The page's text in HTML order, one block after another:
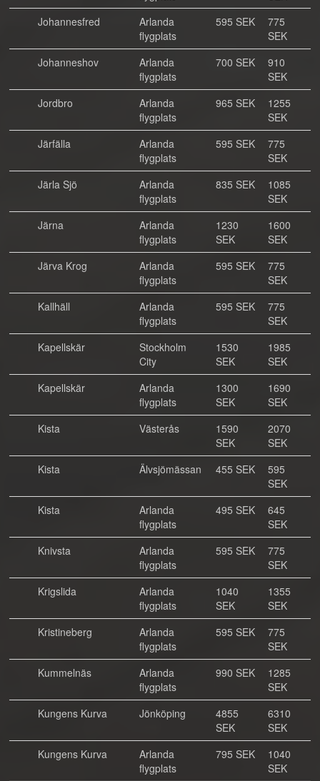
Johannesfred
Arlanda
flygplats
595 SEK
775
SEK
Johanneshov
Arlanda
flygplats
700 SEK
910
SEK
Jordbro
Arlanda
flygplats
965 SEK
1255
SEK
Järfälla
Arlanda
flygplats
595 SEK
775
SEK
Järla Sjö
Arlanda
flygplats
835 SEK
1085
SEK
Järna
Arlanda
flygplats
1230
SEK
1600
SEK
Järva Krog
Arlanda
flygplats
595 SEK
775
SEK
Kallhäll
Arlanda
flygplats
595 SEK
775
SEK
Kapellskär
Stockholm
City
1530
SEK
1985
SEK
Kapellskär
Arlanda
flygplats
1300
SEK
1690
SEK
Kista
Västerås
1590
SEK
2070
SEK
Kista
Älvsjömässan 455 SEK
595
SEK
Kista
Arlanda
flygplats
495 SEK
645
SEK
Knivsta
Arlanda
flygplats
595 SEK
775
SEK
Krigslida
Arlanda
flygplats
1040
SEK
1355
SEK
Kristineberg
Arlanda
flygplats
595 SEK
775
SEK
Kummelnäs
Arlanda
flygplats
990 SEK
1285
SEK
Kungens Kurva
Jönköping
4855
SEK
6310
SEK
Kungens Kurva
Arlanda
flygplats
795 SEK
1040
SEK